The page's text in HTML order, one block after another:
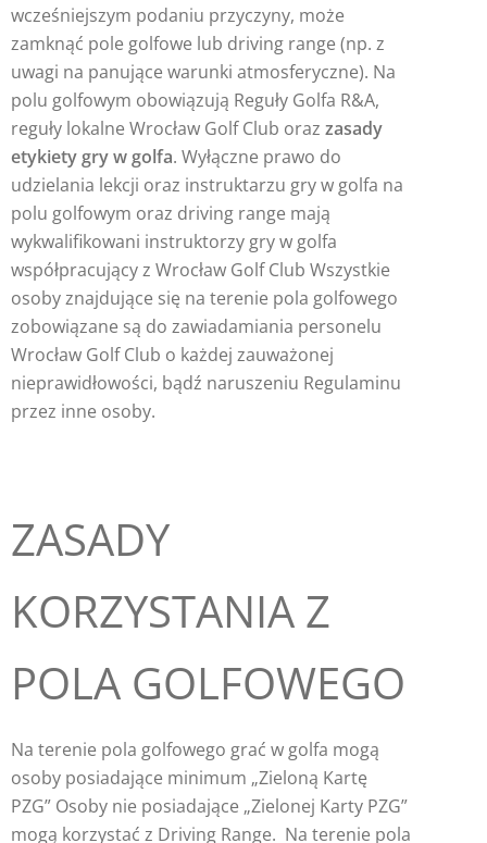
wcześniejszym podaniu przyczyny, może
zamknąć pole golfowe lub driving range (np. z
uwagi na panujące warunki atmosferyczne). Na
polu golfowym obowiązują Reguły Golfa R&A,
reguły lokalne Wrocław Golf Club oraz zasady
etykiety gry w golfa. Wyłączne prawo do
udzielania lekcji oraz instruktarzu gry w golfa na
polu golfowym oraz driving range mają
wykwalifikowani instruktorzy gry w golfa
współpracujący z Wrocław Golf Club Wszystkie
osoby znajdujące się na terenie pola golfowego
zobowiązane są do zawiadamiania personelu
Wrocław Golf Club o każdej zauważonej
nieprawidłowości, bądź naruszeniu Regulaminu
przez inne osoby.
ZASADY
KORZYSTANIA Z
POLA GOLFOWEGO
Na terenie pola golfowego grać w golfa mogą
osoby posiadające minimum „Zieloną Kartę
PZG” Osoby nie posiadające „Zielonej Karty PZG”
mogą korzystać z Driving Range. Na terenie pola